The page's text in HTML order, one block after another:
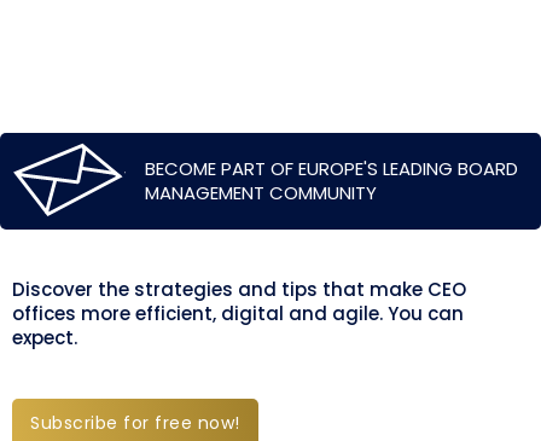
BECOME PART OF EUROPE'S LEADING BOARD
MANAGEMENT COMMUNITY
Discover the strategies and tips that make CEO
offices more efficient, digital and agile. You can
expect.
Subscribe for free now!